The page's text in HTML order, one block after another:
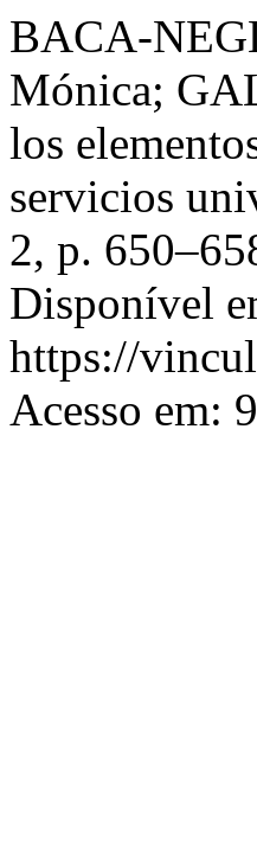
BACA-
Mónica;
los
servicios
2, p.
Disponível
https://
Acesso em: